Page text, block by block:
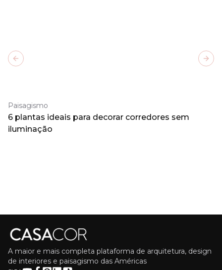
Paisagismo
6 plantas ideais para decorar corredores sem
iluminação
Previous slide
A maior e mais completa plataforma de arquitetura, design
de interiores e paisagismo das Américas